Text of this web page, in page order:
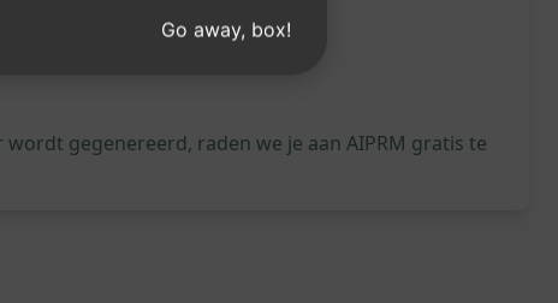
gegenereerd, raden we je aan AIPRM gratis te
Go away, box!